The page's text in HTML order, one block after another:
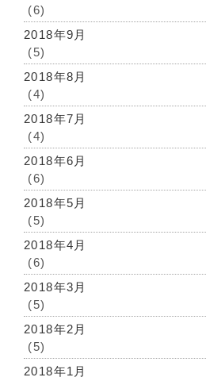
(6)
2018年9月
(5)
2018年8月
(4)
2018年7月
(4)
2018年6月
(6)
2018年5月
(5)
2018年4月
(6)
2018年3月
(5)
2018年2月
(5)
2018年1月